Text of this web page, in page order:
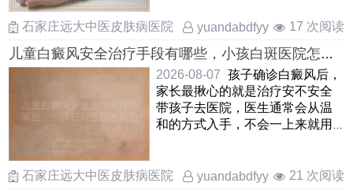
石家庄远大中医皮肤病医院 yuandabdfyy 17 次阅读
儿童白癜风安全治疗手段有哪些，小孩白斑医院怎么
治安全，孩子患上白癜风如何安全治疗
2026-08-07 孩子确诊白癜风后，
家长最揪心的就是治疗安不安全
带孩子去医院，医生通常会从温
和的方式入手，不会一上来就用
石家庄远大中医皮肤病医院
yuandabdfyy 21 次阅读